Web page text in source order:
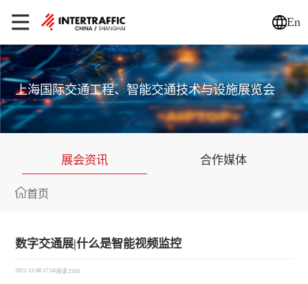
En
上海国际交通工程、智能交通技术与设施展览会
展会资讯 合作媒体
首页
数字交通展|什么是智能视频监控
2022-12-08 17:14|阅读:2103